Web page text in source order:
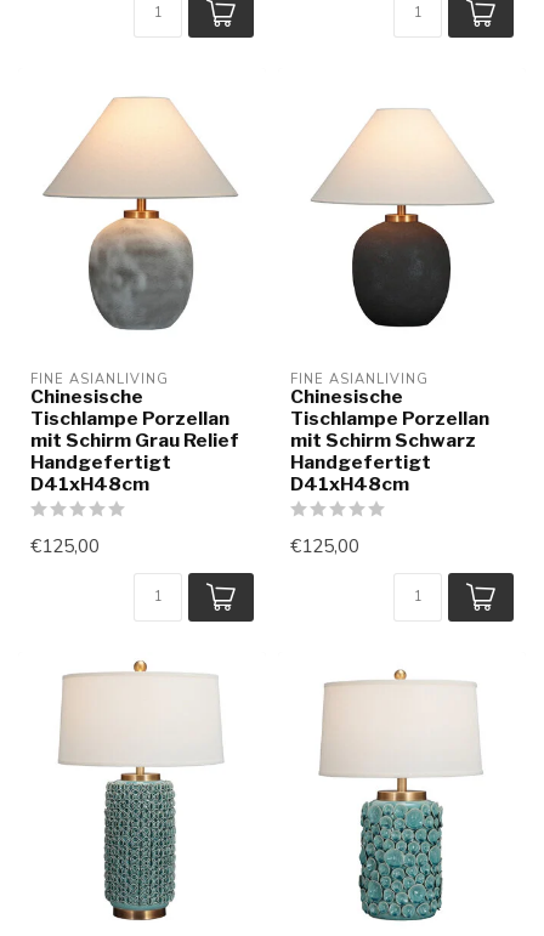
FINE ASIANLIVING
Chinesische
Tischlampe Porzellan
mit Schirm Grau Relief
Handgefertigt
D41xH48cm
€125,00
FINE ASIANLIVING
Chinesische
Tischlampe Porzellan
mit Schirm Schwarz
Handgefertigt
D41xH48cm
€125,00